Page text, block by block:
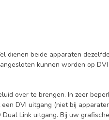
dienen beide apparaten
kunnen worden op
over te brengen. In zeer
DVI uitgang (niet bij
Link uitgang. Bij uw